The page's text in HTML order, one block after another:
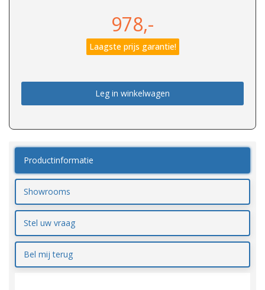
978,-
Laagste prijs garantie!
Leg in winkelwagen
Productinformatie
Showrooms
Stel uw vraag
Bel mij terug